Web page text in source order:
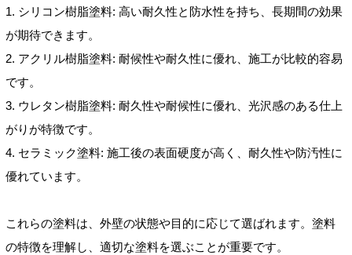
1. シリコン樹脂塗料: 高い耐久性と防水性を持ち、長期間の効果
が期待できます。
2. アクリル樹脂塗料: 耐候性や耐久性に優れ、施工が比較的容易
です。
3. ウレタン樹脂塗料: 耐久性や耐候性に優れ、光沢感のある仕上
がりが特徴です。
4. セラミック塗料: 施工後の表面硬度が高く、耐久性や防汚性に
優れています。
これらの塗料は、外壁の状態や目的に応じて選ばれます。塗料
の特徴を理解し、適切な塗料を選ぶことが重要です。